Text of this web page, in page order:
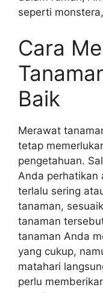
seperti
Cara
Baik
Merawat
tetap
pengetahuan.
Anda perhatikan
terlalu sering
tanaman,
tanaman
tanaman Anda
yang cukup,
matahari
perlu